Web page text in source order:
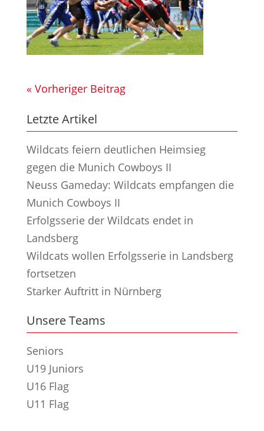
« Vorheriger Beitrag
Letzte Artikel
Wildcats feiern deutlichen Heimsieg
gegen die Munich Cowboys II
Neuss Gameday: Wildcats empfangen die
Munich Cowboys II
Erfolgsserie der Wildcats endet in
Landsberg
Wildcats wollen Erfolgsserie in Landsberg
fortsetzen
Starker Auftritt in Nürnberg
Unsere Teams
Seniors
U19 Juniors
U16 Flag
U11 Flag